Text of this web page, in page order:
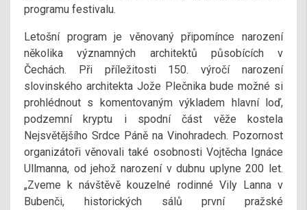
programu festivalu.
Letošní program je věnovaný připomínce narození
několika významných architektů působících v
Čechách. Při příležitosti 150. výročí narození
slovinského architekta Jože Plečnika bude možné si
prohlédnout s komentovaným výkladem hlavní loď,
podzemní kryptu i spodní část věže kostela
Nejsvětějšího Srdce Páně na Vinohradech. Pozornost
organizátoři věnovali také osobnosti Vojtěcha Ignáce
Ullmanna, od jehož narození v dubnu uplyne 200 let.
„Zveme k návštěvě kouzelné rodinné Vily Lanna v
Bubenči, historických sálů první pražské